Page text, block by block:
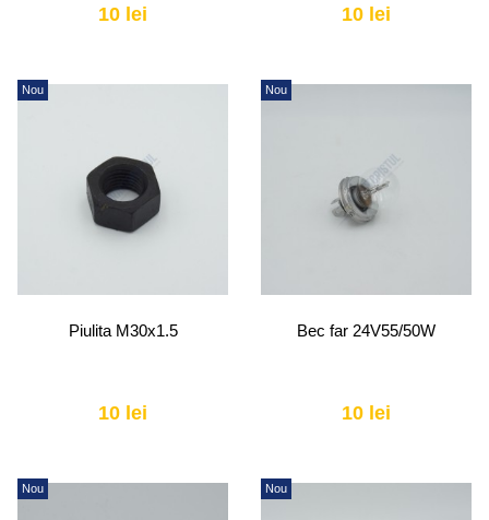
10 lei 10 lei
Nou
Piulita M30x1.5
10 lei
Nou
Bec far 24V55/50W
10 lei
Nou Nou